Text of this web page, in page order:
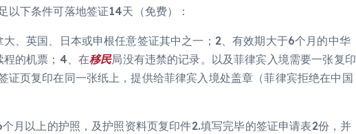
以下条件可落地签证14天（免费）：
、英国、日本或申根任意签证其中之一；2、有效期大于6个月的中华
程的机票；4、在移民局没有违禁的记录。以及菲律宾入境需要一张复印
证页复印在同一张纸上，提供给菲律宾入境处盖章（菲律宾拒绝在中国
月以上的护照，及护照资料页复印件2.填写完毕的签证申请表2份，并